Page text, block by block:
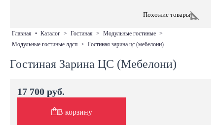
Похожие товары
главная • каталог > гостиная > модульные гостиные >
модульные гостиные лдсп > гостиная зарина цс (мебелони)
Гостиная Зарина ЦС (Мебелони)
17 700 руб.
В корзину